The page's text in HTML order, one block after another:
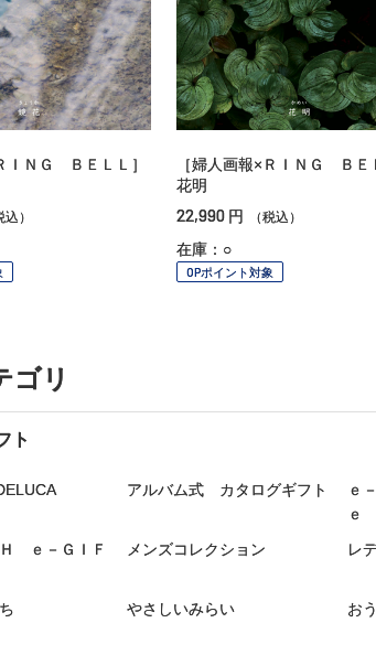
ＩＮＧ ＢＥＬＬ］
込）
［婦人画報×ＲＩＮＧ ＢＥ
花明
22,990 円 （税込）
在庫：○
OPポイント対象
ゴリ
ト
アルバム式 カタログギフト
ｅ
ｅ
ｅ－ＧＩＦ
メンズコレクション レ
やさしいみらい お